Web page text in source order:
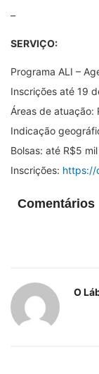
–
SERVIÇO:
Programa ALI –
Inscrições até 19
Áreas de atuação:
Indicação
Bolsas: até R$5
Inscrições: https://
Comentários
O